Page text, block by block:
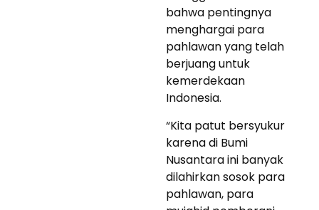
bahwa pentingnya
menghargai para
pahlawan yang telah
berjuang untuk
kemerdekaan
Indonesia.
“Kita patut bersyukur
karena di Bumi
Nusantara ini banyak
dilahirkan sosok para
pahlawan, para